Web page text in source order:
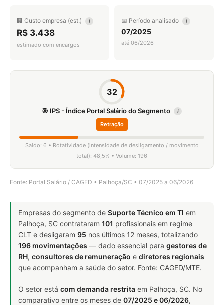
🏢 Custo empresa (est.) i
R$ 3.438
estimado com encargos
📅 Período analisado i
07/2025
até 06/2026
32
🎯 IPS - Índice Portal Salário do Segmento i
Retração
Saldo: 6 • Rotatividade (intensidade de desligamento / movimento
total): 48,5% • Volume: 196
Fonte: Portal Salário / CAGED • Palhoça/SC • 07/2025 a 06/2026
Empresas do segmento de Suporte Técnico em TI em
Palhoça, SC contrataram 101 profissionais em regime
CLT e desligaram 95 nos últimos 12 meses, totalizando
196 movimentações — dado essencial para gestores de
RH, consultores de remuneração e diretores regionais
que acompanham a saúde do setor. Fonte: CAGED/MTE.
O setor está com demanda restrita em Palhoça, SC. No
comparativo entre os meses de 07/2025 e 06/2026,